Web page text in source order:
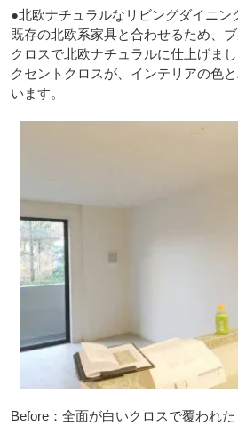
●北欧ナチュラルなリビングダイニン
既存の北欧系家具と合わせるため、
クロスで北欧ナチュラルに仕上げま
クセントクロスが、インテリアの色
います。
Before：全面が白いクロスで覆われ